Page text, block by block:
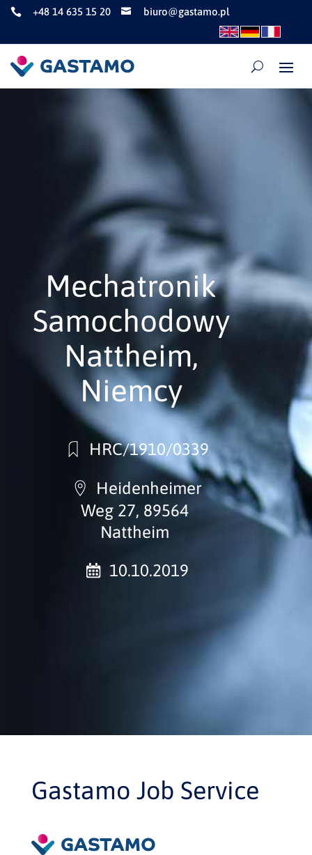
 +48 14 635 15 20  biuro@gastamo.pl
Mechatronik
Samochodowy
Nattheim,
Niemcy
HRC/1910/0339
Heidenheimer
Weg 27, 89564
Nattheim
10.10.2019
Gastamo Job Service